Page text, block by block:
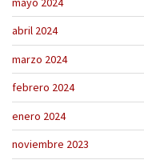
abril 2024
marzo 2024
febrero 2024
enero 2024
noviembre 2023